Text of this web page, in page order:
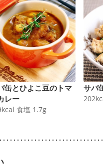
缶とひよこ豆のトマ
レー
kcal 食塩 1.7g
サバ缶
202kcal